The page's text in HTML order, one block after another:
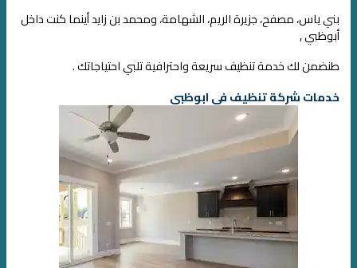
بني ياس، مصفح، جزيرة الريم، الشهامة، ومحمد بن زايد أينما كنت داخل
أبوظبي ,
طنضمن لك خدمة تنظيف سريعة واحترافية تلبي احتياجاتك .
خدمات شركة تنظيف في ابوظبي